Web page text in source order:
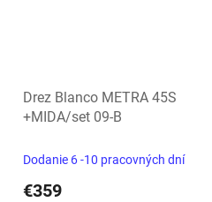
Drez Blanco METRA 45S
+MIDA/set 09-B
Dodanie 6 -10 pracovných dní
€359